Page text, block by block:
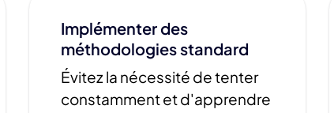
Implémenter des
méthodologies standard
Évitez la nécessité de tenter
constamment et d'apprendre